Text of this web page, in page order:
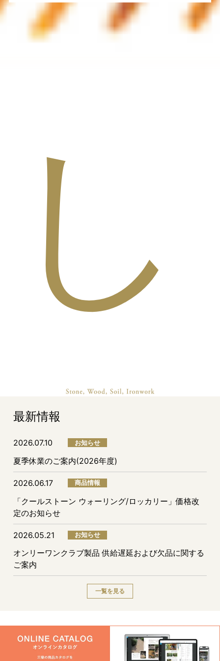
し
最新情報
2026.07.10 お知らせ
夏季休業のご案内(2026年度)
2026.06.17 商品情報
「クールストーン ウォーリング/ロッカリー」価格改
定のお知らせ
2026.05.21 お知らせ
オンリーワンクラブ製品 供給遅延および欠品に関する
ご案内
一覧を見る